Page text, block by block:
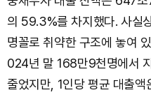
의 59.3%를 차지했다. 사실
명꼴로 취약한 구조에 놓여
024년 말 168만9천명에서
줄었지만, 1인당 평균 대출